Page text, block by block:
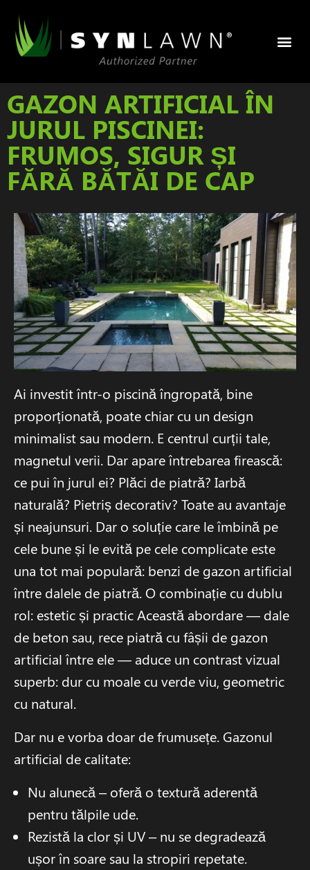
GAZON ARTIFICIAL ÎN
JURUL PISCINEI:
FRUMOS, SIGUR ȘI
FĂRĂ BĂTĂI DE CAP
Ai investit într-o piscină îngropată, bine
proporționată, poate chiar cu un design
minimalist sau modern. E centrul curții tale,
magnetul verii. Dar apare întrebarea firească:
ce pui în jurul ei? Plăci de piatră? Iarbă
naturală? Pietriș decorativ? Toate au avantaje
și neajunsuri. Dar o soluție care le îmbină pe
cele bune și le evită pe cele complicate este
una tot mai populară: benzi de gazon artificial
între dalele de piatră. O combinație cu dublu
rol: estetic și practic Această abordare — dale
de beton sau, rece piatră cu fâșii de gazon
artificial între ele — aduce un contrast vizual
superb: dur cu moale cu verde viu, geometric
cu natural.
Dar nu e vorba doar de frumusețe. Gazonul
artificial de calitate:
Nu alunecă – oferă o textură aderentă
pentru tălpile ude.
Rezistă la clor și UV – nu se degradează
ușor în soare sau la stropiri repetate.